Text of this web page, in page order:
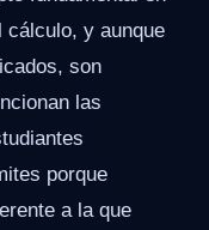
cálculo, y aunque
son
las
porque
a la que